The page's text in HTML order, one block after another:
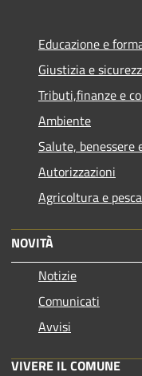
Educazione e
Giustizia e
Tributi,finanze e
Ambiente
Salute, benessere
Autorizzazioni
Agricoltura e pesca
NOVITÀ
Notizie
Comunicati
Avvisi
VIVERE IL COMUNE